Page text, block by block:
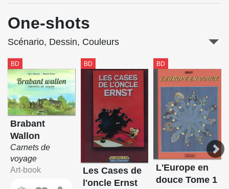
One-shots
Scénario, Dessin, Couleurs
BD
Brabant
Wallon
Carnets de
voyage
Art-book
BD
Les Cases de
l'oncle Ernst
BD
L'Europe en
douce Tome 1